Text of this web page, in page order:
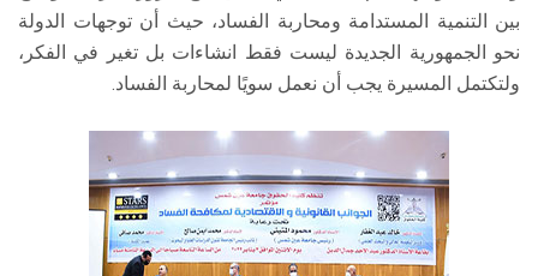
بين التنمية المستدامة ومحاربة الفساد، حيث أن توجهات الدولة
نحو الجمهورية الجديدة ليست فقط انشاءات بل تغير في الفكر،
ولتكتمل المسيرة يجب أن نعمل سويًا لمحاربة الفساد.